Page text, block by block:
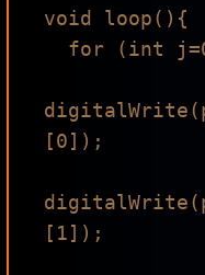
void loop(){
[0]);
[1]);